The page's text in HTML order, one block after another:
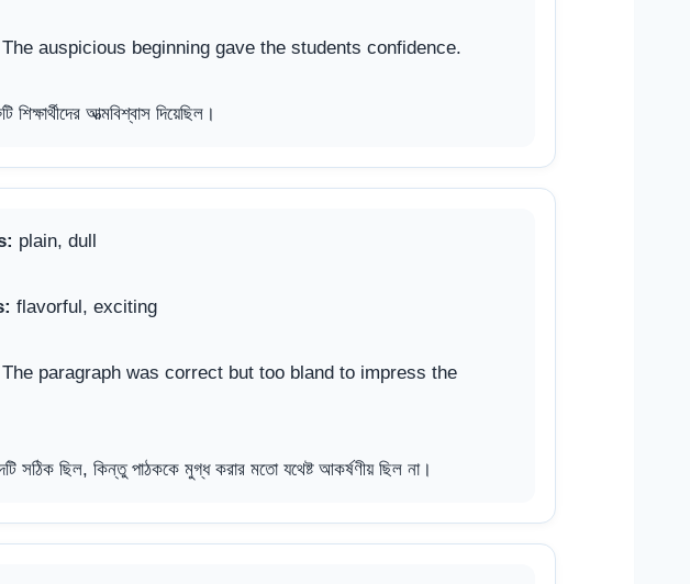
The auspicious beginning gave the students confidence.
শিক্ষার্থীদের আত্মবিশ্বাস দিয়েছিল।
plain, dull
flavorful, exciting
The paragraph was correct but too bland to impress the
সঠিক ছিল, কিন্তু পাঠককে মুগ্ধ করার মতো যথেষ্ট আকর্ষণীয় ছিল না।